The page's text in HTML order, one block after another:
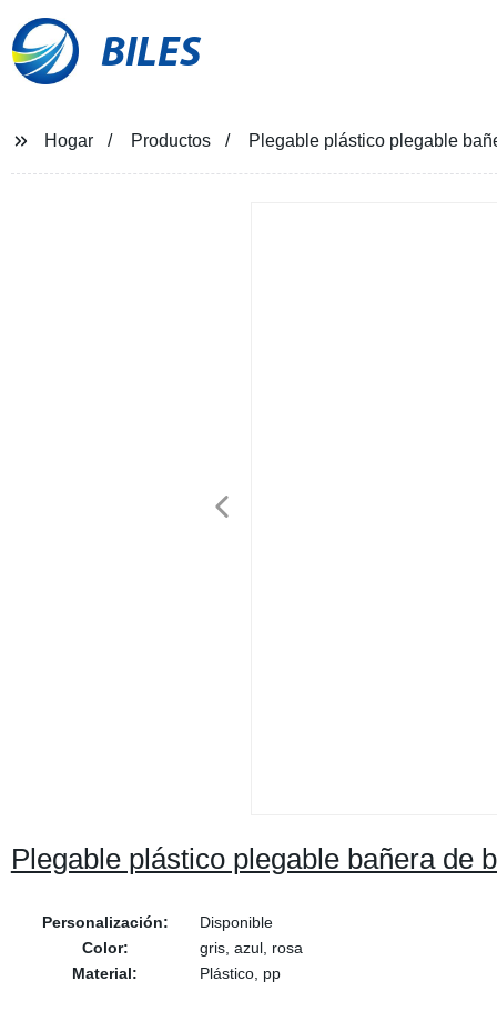
BILES
Hogar Productos Plegable plástico plegable
Plegable plástico plegable bañera de
Personalización:
Disponible
Color:
gris, azul, rosa
Material:
Plástico, pp